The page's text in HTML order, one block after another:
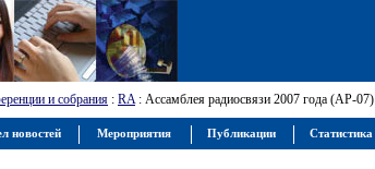
и собрания : RA: Ассамблея радиосвязи 2007 года (АР-07)
новостей Мероприятия Публикации Статистика